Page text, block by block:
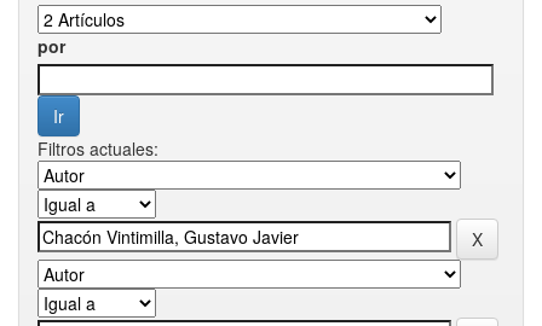
por
Filtros actuales: